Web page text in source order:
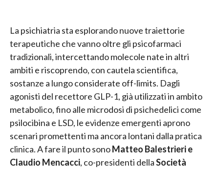
La psichiatria sta esplorando nuove traiettorie
terapeutiche che vanno oltre gli psicofarmaci
tradizionali, intercettando molecole nate in altri
ambiti e riscoprendo, con cautela scientifica,
sostanze a lungo considerate off-limits. Dagli
agonisti del recettore GLP-1, già utilizzati in ambito
metabolico, fino alle microdosi di psichedelici come
psilocibina e LSD, le evidenze emergenti aprono
scenari promettenti ma ancora lontani dalla pratica
clinica. A fare il punto sonoMatteo Balestrieri e
Claudio Mencacci, co-presidenti dellaSocietà